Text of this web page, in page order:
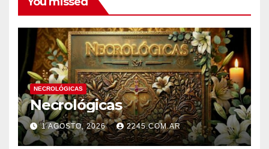
NECROLÓGICAS
Necrológicas
1 AGOSTO, 2026 2245.COM.AR